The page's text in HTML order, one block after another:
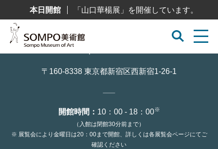
テ
本日開館 「山口華楊展」を開催しています。
〒160-8338 東京都新宿区西新宿1-26-1
開館時間： 10：00 - 18：00※
（入館は閉館30分前まで）
※ 展覧会により金曜日は20：00まで開館、詳しくは各展覧会ページにてご
確認ください